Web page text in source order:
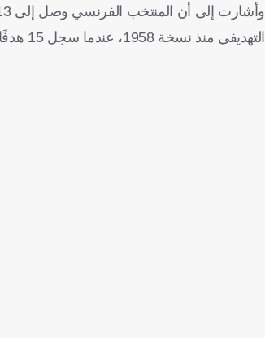
التهديفي منذ نسخة 1958، عندما سجل 15 هدفًا في أول 4 مباريات.